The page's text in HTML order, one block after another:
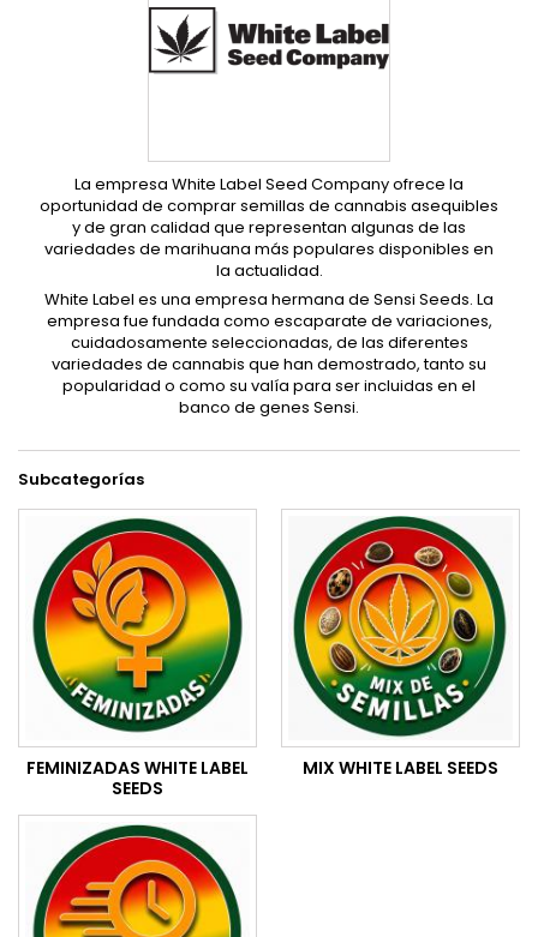
La empresa White Label Seed Company ofrece la
oportunidad de comprar semillas de cannabis asequibles
y de gran calidad que representan algunas de las
variedades de marihuana más populares disponibles en
la actualidad.
White Label es una empresa hermana de Sensi Seeds. La
empresa fue fundada como escaparate de variaciones,
cuidadosamente seleccionadas, de las diferentes
variedades de cannabis que han demostrado, tanto su
popularidad o como su valía para ser incluidas en el
banco de genes Sensi.
Subcategorías
FEMINIZADAS WHITE LABEL
SEEDS
MIX WHITE LABEL SEEDS